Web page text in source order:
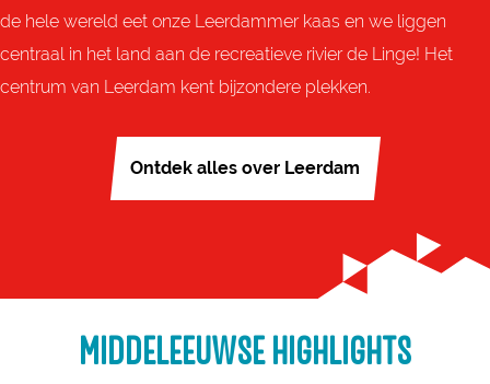
de hele wereld eet onze Leerdammer kaas en we liggen
centraal in het land aan de recreatieve rivier de Linge! Het
centrum van Leerdam kent bijzondere plekken.
Ontdek alles over Leerdam
MIDDELEEUWSE HIGHLIGHTS